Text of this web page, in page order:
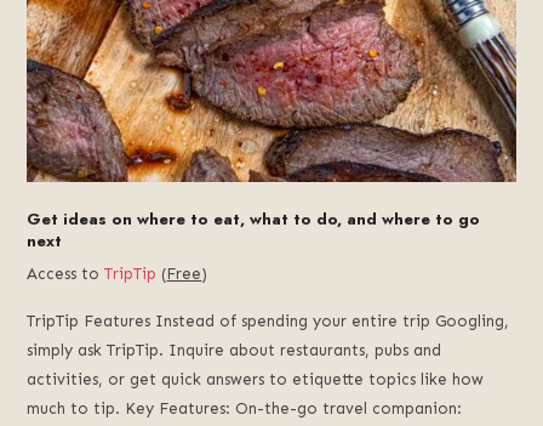
Get ideas on where to eat, what to do, and where to go
next
Access toTripTip (Free)
TripTip Features Instead of spending your entire trip Googling,
simply ask TripTip. Inquire about restaurants, pubs and
activities, or get quick answers to etiquette topics like how
much to tip. Key Features: On-the-go travel companion: